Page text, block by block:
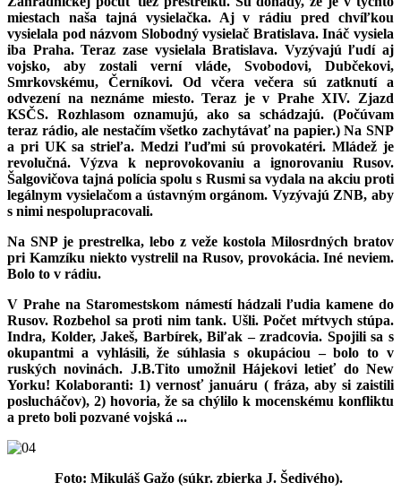
miestach naša tajná vysielačka. Aj v rádiu pred chvíľkou
vysielala pod názvom Slobodný vysielač Bratislava. Ináč vysiela
iba Praha. Teraz zase vysielala Bratislava. Vyzývajú ľudí aj
vojsko, aby zostali verní vláde, Svobodovi, Dubčekovi,
Smrkovskému, Černíkovi. Od včera večera sú zatknutí a
odvezení na neznáme miesto. Teraz je v Prahe XIV. Zjazd
KSČS. Rozhlasom oznamujú, ako sa schádzajú. (Počúvam
teraz rádio, ale nestačím všetko zachytávať na papier.) Na SNP
a pri UK sa strieľa. Medzi ľuďmi sú provokatéri. Mládež je
revolučná. Výzva k neprovokovaniu a ignorovaniu Rusov.
Šalgovičova tajná polícia spolu s Rusmi sa vydala na akciu proti
legálnym vysielačom a ústavným orgánom. Vyzývajú ZNB, aby
s nimi nespolupracovali.
Na SNP je prestrelka, lebo z veže kostola Milosrdných bratov
pri Kamzíku niekto vystrelil na Rusov, provokácia. Iné neviem.
Bolo to v rádiu.
V Prahe na Staromestskom námestí hádzali ľudia kamene do
Rusov. Rozbehol sa proti nim tank. Ušli. Počet mŕtvych stúpa.
Indra, Kolder, Jakeš, Barbírek, Biľak – zradcovia. Spojili sa s
okupantmi a vyhlásili, že súhlasia s okupáciou – bolo to v
ruských novinách. J.B.Tito umožnil Hájekovi letieť do New
Yorku! Kolaboranti: 1) vernosť januáru ( fráza, aby si zaistili
poslucháčov), 2) hovoria, že sa chýlilo k mocenskému konfliktu
a preto boli pozvané vojská ...
Foto: Mikuláš Gažo (súkr. zbierka J. Šedivého).